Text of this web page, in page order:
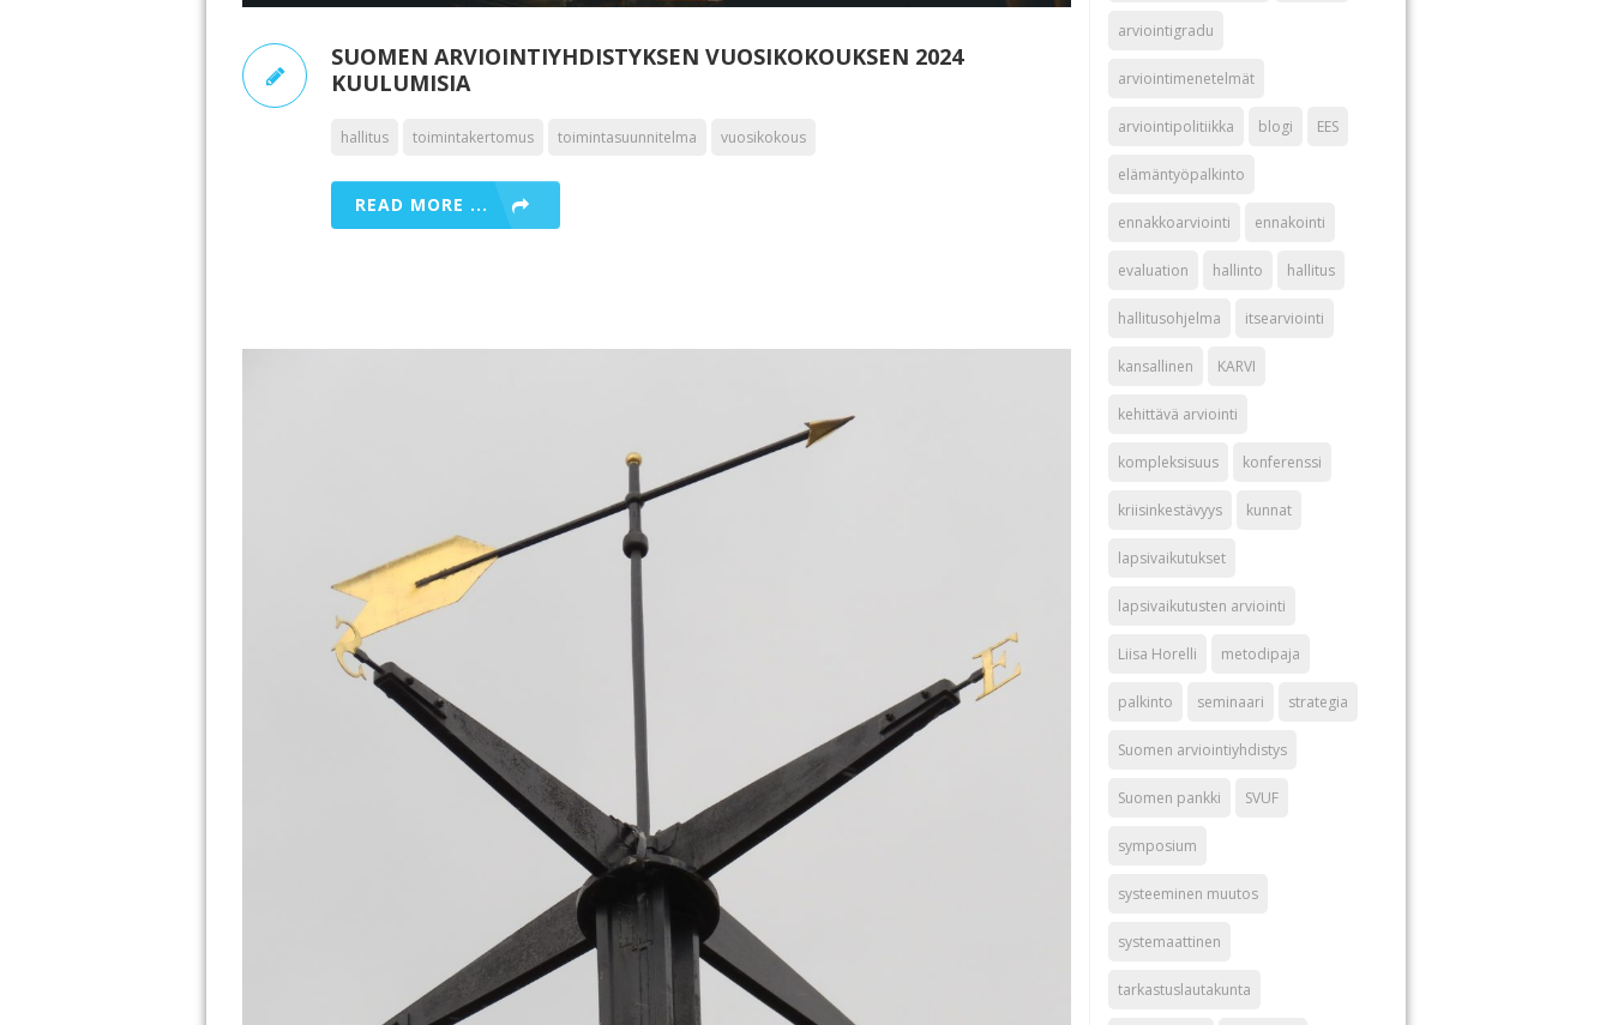
SUOMEN ARVIOINTIYHDISTYKSEN VUOSIKOKOUKSEN 2024
KUULUMISIA
hallitus toimintakertomus toimintasuunnitelma vuosikokous
READ MORE ...
arviointigradu
arviointimenetelmät
arviointipolitiikka blogi EES
elämäntyöpalkinto
ennakkoarviointi ennakointi
evaluation hallinto hallitus
hallitusohjelma itsearviointi
kansallinen KARVI
kehittävä arviointi
kompleksisuus konferenssi
kriisinkestävyys kunnat
lapsivaikutukset
lapsivaikutusten arviointi
Liisa Horelli metodipaja
palkinto seminaari strategia
Suomen arviointiyhdistys
Suomen pankki SVUF
symposium
systeeminen muutos
systemaattinen
tarkastuslautakunta